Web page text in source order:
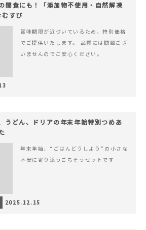
間食にも！「添加物不使用・自然解凍
すび
賞味期限が近づいているため、特別価格
でご提供いたします。 品質には問題ござ
いませんのでご安心ください。
うどん、ドリアの年末年始特別つめあ
年末年始、“ごはんどうしよう”の小さな
不安に寄り添うごちそうセットです
2025.12.15